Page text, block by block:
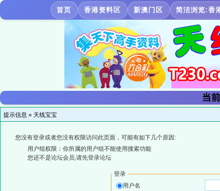
首页 香港资料区 新澳门区 简洁浏览:香
当
提示信息 » 天线宝宝
您没有登录或者您没有权限访问此页面，可能有如下几个原因:
用户组权限：你所属的用户组不能使用搜索功能
您还不是论坛会员,请先登录论坛
登录
用户名